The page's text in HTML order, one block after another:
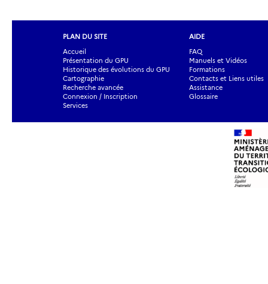
PLAN DU SITE
Accueil
Présentation du GPU
Historique des évolutions du GPU
Cartographie
Recherche avancée
Connexion / Inscription
Services
AIDE
FAQ
Manuels et Vidéos
Formations
Contacts et Liens utiles
Assistance
Glossaire